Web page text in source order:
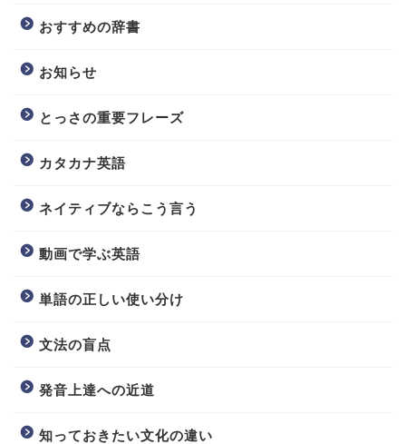
おすすめの辞書
お知らせ
とっさの重要フレーズ
カタカナ英語
ネイティブならこう言う
動画で学ぶ英語
単語の正しい使い分け
文法の盲点
発音上達への近道
知っておきたい文化の違い